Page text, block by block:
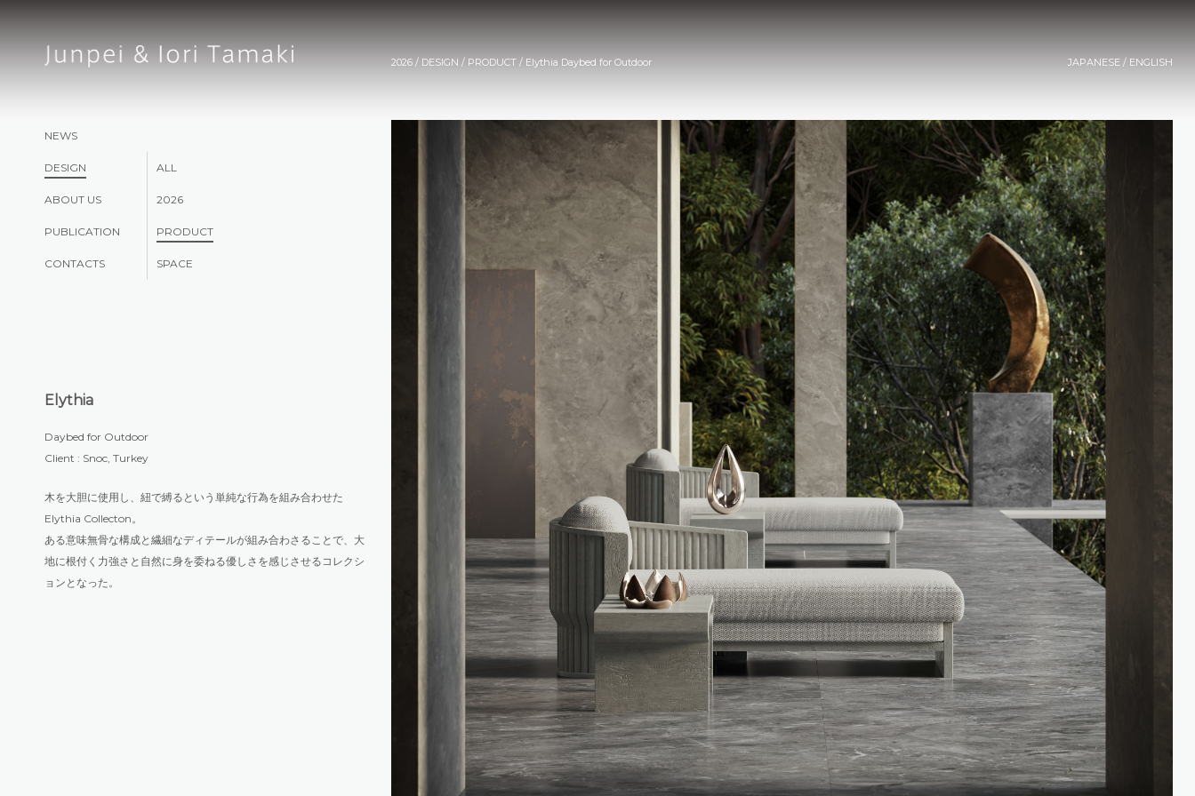
NEWS
DESIGN
ABOUT US
PUBLICATION
CONTACTS
ALL
2026
PRODUCT
SPACE
Elythia
Daybed for Outdoor
Client : Snoc, Turkey
木を大胆に使用し、紐で縛るという単純な行為を組み合わせた
Elythia Collecton。
ある意味無骨な構成と繊細なディテールが組み合わさることで、大
地に根付く力強さと自然に身を委ねる優しさを感じさせるコレクシ
ョンとなった。
2026 / DESIGN / PRODUCT / Elythia Daybed for Outdoor JAPANESE / ENGLISH